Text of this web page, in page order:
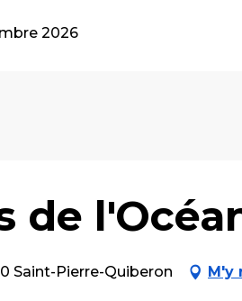
2026
de
Saint-Pierre-Quiberon M'y